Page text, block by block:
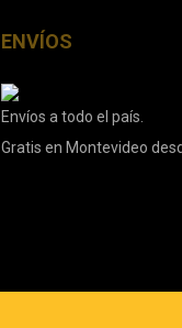
ENVÍOS
Envíos a todo el país.
Gratis en Montevideo